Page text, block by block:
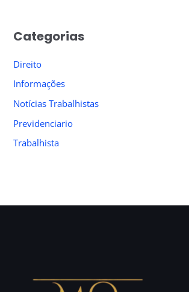
c
o
r
:
Categorias
Direito
Informações
Notícias Trabalhistas
Previdenciario
Trabalhista